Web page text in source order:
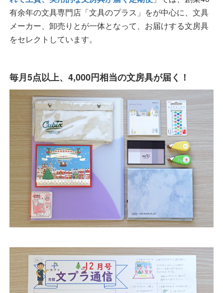
有余年の文具専門店「文具のプラス」をが中心に、文具
メーカー、卸売りとが一体となって、お届けする文房具
をセレクトしています。
毎月5点以上、4,000円相当の文房具が届く！